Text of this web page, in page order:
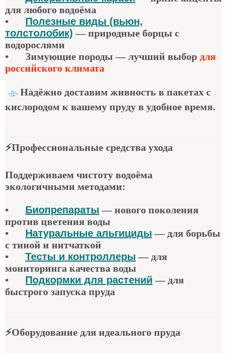
для любого водоёма
•
Полезные виды (вьюн,
толстолобик) —природные борцы с
водорослями
•
Зимующие породы — лучший выбор для
российского климата
Надёжно доставим живность в пакетах с
кислородом к вашему пруду в удобное время.
⚡Профессиональные средства ухода
Поддерживаем чистоту водоёма
экологичными методами:
• Биопрепараты —нового поколения
против цветения воды
•
Натуральные альгициды — для борьбы
с тиной и нитчаткой
•
Тесты и контроллеры — для
мониторинга качества воды
•
Подкормки для растений — для
быстрого запуска пруда
⚡Оборудование для идеального пруда